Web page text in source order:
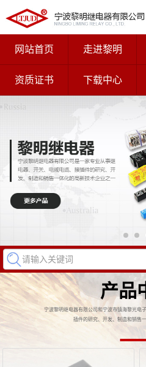
网站首页 走进黎明
资质证书 下载中心
产品
宁波黎明继电器有限公司和宁波市镇海黎光电
插件的研究、开发、制造和销售